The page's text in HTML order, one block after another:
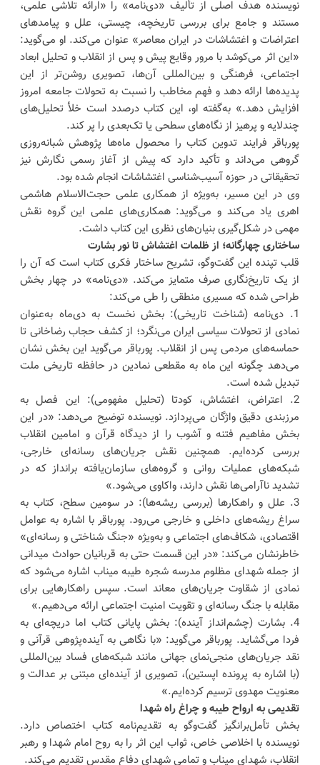
نویسنده هدف اصلی از تألیف «دی‌نامه» را «ارائه تلاشی علمی،
مستند و جامع برای بررسی تاریخچه، چیستی، علل و پیامدهای
اعتراضات و اغتشاشات در ایران معاصر» عنوان می‌کند. او می‌گوید:
«این اثر می‌کوشد با مرور وقایع پیش و پس از انقلاب و تحلیل ابعاد
اجتماعی، فرهنگی و بین‌المللی آن‌ها، تصویری روشن‌تر از این
پدیده‌ها ارائه دهد و فهم مخاطب را نسبت به تحولات جامعه امروز
افزایش دهد.» به‌گفته او، این کتاب درصدد است خلأ تحلیل‌های
چندلایه و پرهیز از نگاه‌های سطحی یا تک‌بعدی را پر کند.
پورباقر فرایند تدوین کتاب را محصول ماه‌ها پژوهش شبانه‌روزی
گروهی می‌داند و تأکید دارد که پیش از آغاز رسمی نگارش نیز
تحقیقاتی در حوزه آسیب‌شناسی اغتشاشات انجام شده بود.
وی در این مسیر، به‌ویژه از همکاری علمی حجت‌الاسلام هاشمی
اهری یاد می‌کند و می‌گوید: همکاری‌های علمی این گروه نقش
مهمی در شکل‌گیری بنیان‌های نظری این کتاب داشت.
ساختاری چهارگانه؛ از ظلمات اغتشاش تا نور بشارت
قلب تپنده این گفت‌وگو، تشریح ساختار فکری کتاب است که آن را
از یک تاریخ‌نگاری صرف متمایز می‌کند. «دی‌نامه» در چهار بخش
طراحی شده که مسیری منطقی را طی می‌کند:
1. دی‌نامه (شناخت تاریخی): بخش نخست به دی‌ماه به‌عنوان
نمادی از تحولات سیاسی ایران می‌نگرد؛ از کشف حجاب رضاخانی تا
حماسه‌های مردمی پس از انقلاب. پورباقر می‌گوید این بخش نشان
می‌دهد چگونه این ماه به مقطعی نمادین در حافظه تاریخی ملت
تبدیل شده است.
2. اعتراض، اغتشاش، کودتا (تحلیل مفهومی): این فصل به
مرزبندی دقیق واژگان می‌پردازد. نویسنده توضیح می‌دهد: «در این
بخش مفاهیم فتنه و آشوب را از دیدگاه قرآن و امامین انقلاب
بررسی کرده‌ایم. همچنین نقش جریان‌های رسانه‌ای خارجی،
شبکه‌های عملیات روانی و گروه‌های سازمان‌یافته برانداز که در
تشدید ناآرامی‌ها نقش دارند، واکاوی می‌شود.»
3. علل و راهکارها (بررسی ریشه‌ها): در سومین سطح، کتاب به
سراغ ریشه‌های داخلی و خارجی می‌رود. پورباقر با اشاره به عوامل
اقتصادی، شکاف‌های اجتماعی و به‌ویژه «جنگ شناختی و رسانه‌ای»
خاطرنشان می‌کند: «در این قسمت حتی به قربانیان حوادث میدانی
از جمله شهدای مظلوم مدرسه شجره طیبه میناب اشاره می‌شود که
نمادی از شقاوت جریان‌های معاند است. سپس راهکارهایی برای
مقابله با جنگ رسانه‌ای و تقویت امنیت اجتماعی ارائه می‌دهیم.»
4. بشارت (چشم‌انداز آینده): بخش پایانی کتاب اما دریچه‌ای به
فردا می‌گشاید. پورباقر می‌گوید: «با نگاهی به آینده‌پژوهی قرآنی و
نقد جریان‌های منجی‌نمای جهانی مانند شبکه‌های فساد بین‌المللی
(با اشاره به پرونده اپستین)، تصویری از آینده‌ای مبتنی بر عدالت و
معنویت مهدوی ترسیم کرده‌ایم.»
تقدیمی به ارواح طیبه و چراغ راه شهدا
بخش تأمل‌برانگیز گفت‌وگو به تقدیم‌نامه کتاب اختصاص دارد.
نویسنده با اخلاصی خاص، ثواب این اثر را به روح امام شهدا و رهبر
انقلاب، شهدای میناب و تمامی شهدای دفاع مقدس تقدیم می‌کند.